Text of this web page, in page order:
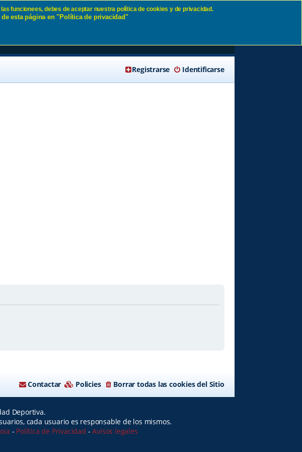
Identificarse
Registrarse
funcionees, debes de aceptar nuestra política de cookies y de privacidad.
esta página en "Política de privacidad"
Borrar todas las cookies del Sitio
Policies
Contactar
Deportiva.
cada usuario es responsable de los mismos.
- Política de Privacidad -Avisos legales